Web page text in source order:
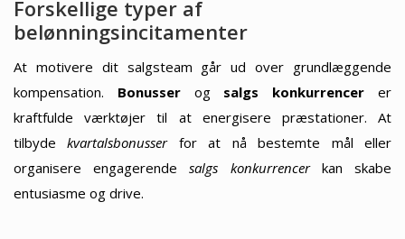
Forskellige typer af
belønningsincitamenter
At motivere dit salgsteam går ud over grundlæggende
kompensation. Bonusserog salgs konkurrencer er
kraftfulde værktøjer til at energisere præstationer. At
tilbydekvartalsbonusserfor at nå bestemte mål eller
organisere engagerendesalgs konkurrencerkan skabe
entusiasme og drive.